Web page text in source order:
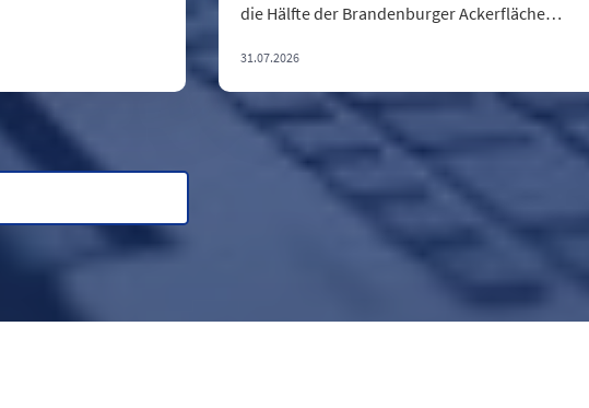
die Hälfte der Brandenburger Ackerfläche
31.07.2026